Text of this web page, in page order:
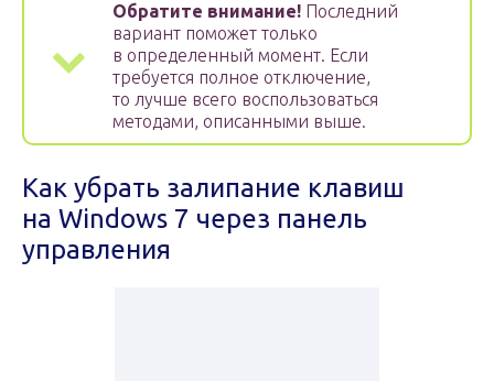
Обратите внимание! Последний
вариант поможет только
в определенный момент. Если
требуется полное отключение,
то лучше всего воспользоваться
методами, описанными выше.
Как убрать залипание клавиш
на Windows 7 через панель
управления